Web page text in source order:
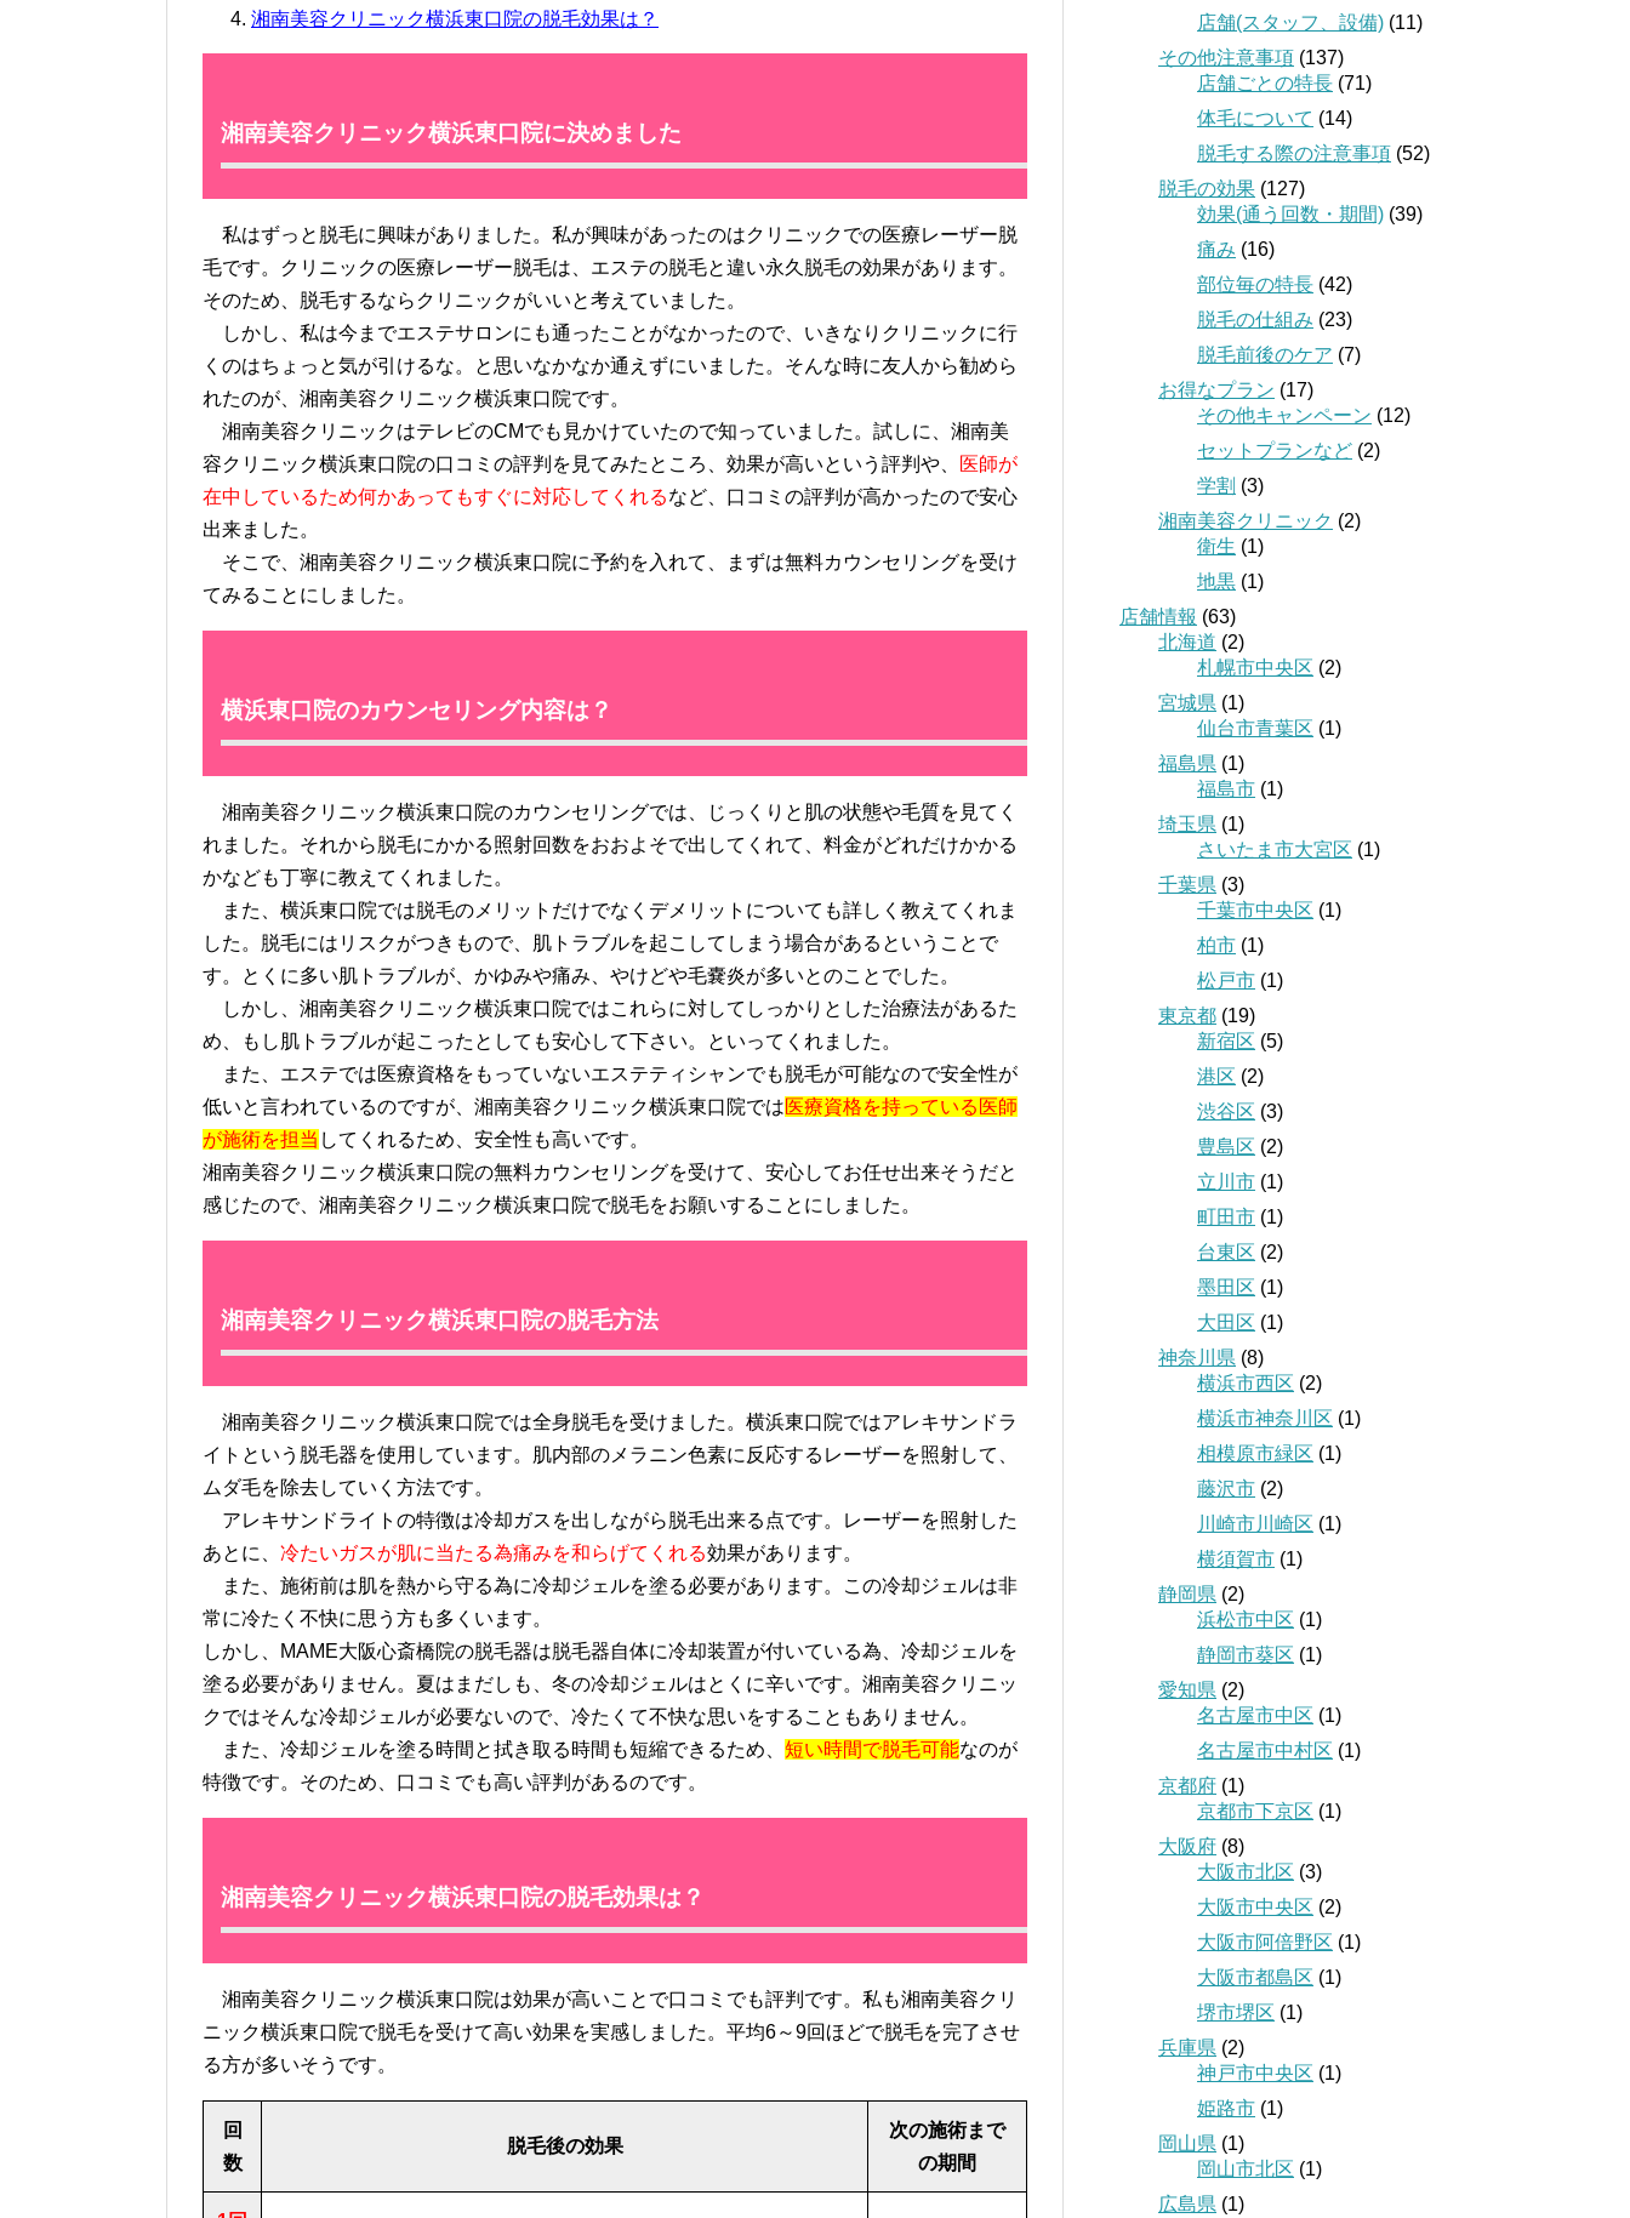
湘南美容クリニック横浜東口院の脱毛効果は？
湘南美容クリニック横浜東口院に決めました
私はずっと脱毛に興味がありました。私が興味があったのはクリニックでの医療レーザー脱
毛です。クリニックの医療レーザー脱毛は、エステの脱毛と違い永久脱毛の効果があります。
そのため、脱毛するならクリニックがいいと考えていました。
しかし、私は今までエステサロンにも通ったことがなかったので、いきなりクリニックに行
くのはちょっと気が引けるな。と思いなかなか通えずにいました。そんな時に友人から勧めら
れたのが、湘南美容クリニック横浜東口院です。
湘南美容クリニックはテレビのCMでも見かけていたので知っていました。試しに、湘南美
容クリニック横浜東口院の口コミの評判を見てみたところ、効果が高いという評判や、
医師が
在中しているため何かあってもすぐに対応してくれるなど、口コミの評判が高かったので安心
出来ました。
そこで、湘南美容クリニック横浜東口院に予約を入れて、まずは無料カウンセリングを受け
てみることにしました。
横浜東口院のカウンセリング内容は？
湘南美容クリニック横浜東口院のカウンセリングでは、じっくりと肌の状態や毛質を見てく
れました。それから脱毛にかかる照射回数をおおよそで出してくれて、料金がどれだけかかる
かなども丁寧に教えてくれました。
また、横浜東口院では脱毛のメリットだけでなくデメリットについても詳しく教えてくれま
した。脱毛にはリスクがつきもので、肌トラブルを起こしてしまう場合があるということで
す。とくに多い肌トラブルが、かゆみや痛み、やけどや毛嚢炎が多いとのことでした。
しかし、湘南美容クリニック横浜東口院ではこれらに対してしっかりとした治療法があるた
め、もし肌トラブルが起こったとしても安心して下さい。といってくれました。
また、エステでは医療資格をもっていないエステティシャンでも脱毛が可能なので安全性が
低いと言われているのですが、湘南美容クリニック横浜東口院では医療資格を持っている医師
が施術を担当 してくれるため、安全性も高いです。
湘南美容クリニック横浜東口院の無料カウンセリングを受けて、安心してお任せ出来そうだと
感じたので、湘南美容クリニック横浜東口院で脱毛をお願いすることにしました。
湘南美容クリニック横浜東口院の脱毛方法
湘南美容クリニック横浜東口院では全身脱毛を受けました。横浜東口院ではアレキサンドラ
イトという脱毛器を使用しています。肌内部のメラニン色素に反応するレーザーを照射して、
ムダ毛を除去していく方法です。
アレキサンドライトの特徴は冷却ガスを出しながら脱毛出来る点です。レーザーを照射した
あとに、 冷たいガスが肌に当たる為痛みを和らげてくれる効果があります。
また、施術前は肌を熱から守る為に冷却ジェルを塗る必要があります。この冷却ジェルは非
常に冷たく不快に思う方も多くいます。
しかし、MAME大阪心斎橋院の脱毛器は脱毛器自体に冷却装置が付いている為、冷却ジェルを
塗る必要がありません。夏はまだしも、冬の冷却ジェルはとくに辛いです。湘南美容クリニッ
クではそんな冷却ジェルが必要ないので、冷たくて不快な思いをすることもありません。
また、冷却ジェルを塗る時間と拭き取る時間も短縮できるため、 短い時間で脱毛可能なのが
特徴です。そのため、口コミでも高い評判があるのです。
湘南美容クリニック横浜東口院の脱毛効果は？
湘南美容クリニック横浜東口院は効果が高いことで口コミでも評判です。私も湘南美容クリ
ニック横浜東口院で脱毛を受けて高い効果を実感しました。平均6～9回ほどで脱毛を完了させ
る方が多いそうです。
回
数
脱毛後の効果
次の施術まで
の期間
店舗(スタッフ、設備) (11)
その他注意事項 (137)
店舗ごとの特長 (71)
体毛について (14)
脱毛する際の注意事項 (52)
脱毛の効果 (127)
効果(通う回数・期間) (39)
痛み (16)
部位毎の特長 (42)
脱毛の仕組み (23)
脱毛前後のケア (7)
お得なプラン (17)
その他キャンペーン (12)
セットプランなど (2)
学割 (3)
湘南美容クリニック (2)
衛生 (1)
地黒 (1)
店舗情報 (63)
北海道 (2)
札幌市中央区 (2)
宮城県 (1)
仙台市青葉区 (1)
福島県 (1)
福島市 (1)
埼玉県 (1)
さいたま市大宮区 (1)
千葉県 (3)
千葉市中央区 (1)
柏市 (1)
松戸市 (1)
東京都 (19)
新宿区 (5)
港区 (2)
渋谷区 (3)
豊島区 (2)
立川市 (1)
町田市 (1)
台東区 (2)
墨田区 (1)
大田区 (1)
神奈川県 (8)
横浜市西区 (2)
横浜市神奈川区 (1)
相模原市緑区 (1)
藤沢市 (2)
川崎市川崎区 (1)
横須賀市 (1)
静岡県 (2)
浜松市中区 (1)
静岡市葵区 (1)
愛知県 (2)
名古屋市中区 (1)
名古屋市中村区 (1)
京都府 (1)
京都市下京区 (1)
大阪府 (8)
大阪市北区 (3)
大阪市中央区 (2)
大阪市阿倍野区 (1)
大阪市都島区 (1)
堺市堺区 (1)
兵庫県 (2)
神戸市中央区 (1)
姫路市 (1)
岡山県 (1)
岡山市北区 (1)
広島県 (1)